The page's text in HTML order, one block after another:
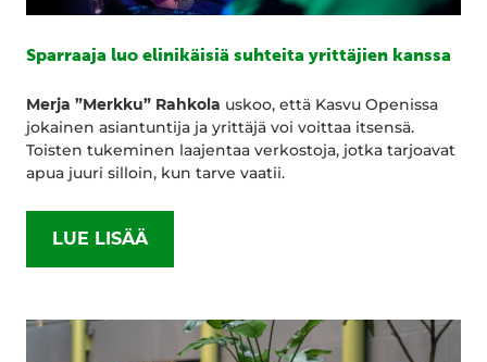
Sparraaja luo elinikäisiä suhteita yrittäjien kanssa
Merja ”Merkku” Rahkola uskoo, että Kasvu Openissa
jokainen asiantuntija ja yrittäjä voi voittaa itsensä.
Toisten tukeminen laajentaa verkostoja, jotka tarjoavat
apua juuri silloin, kun tarve vaatii.
LUE LISÄÄ